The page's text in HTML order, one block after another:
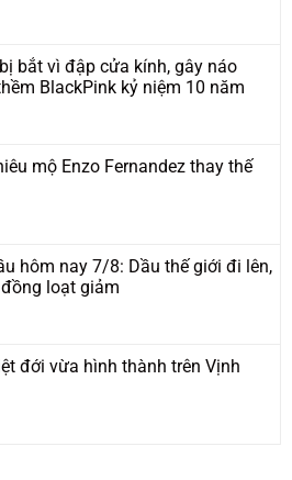
bắt vì đập cửa kính, gây náo
BlackPink kỷ niệm 10 năm
mộ Enzo Fernandez thay thế
hôm nay 7/8: Dầu thế giới đi lên,
loạt giảm
đới vừa hình thành trên Vịnh